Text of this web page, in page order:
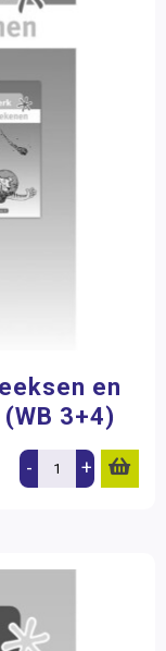
en
3+4)
- +